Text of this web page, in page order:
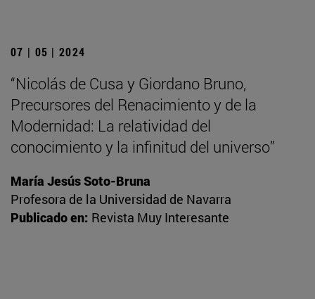
07 | 05 | 2024
“Nicolás de Cusa y Giordano Bruno,
Precursores del Renacimiento y de la
Modernidad: La relatividad del
conocimiento y la infinitud del universo”
María Jesús Soto-Bruna
Profesora de la Universidad de Navarra
Publicado en: Revista Muy Interesante